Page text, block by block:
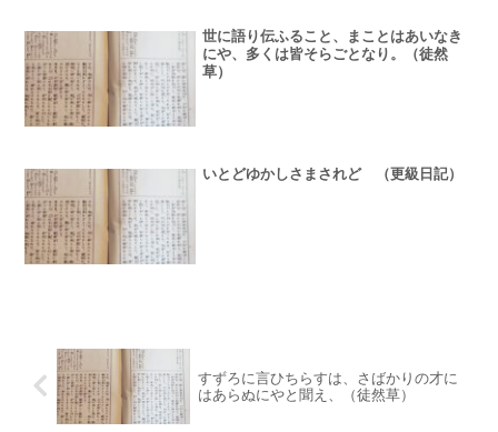
世に語り伝ふること、まことはあいなき
にや、多くは皆そらごとなり。（徒然
草）
いとどゆかしさまされど （更級日記）
すずろに言ひちらすは、さばかりの才に
はあらぬにやと聞え、（徒然草）